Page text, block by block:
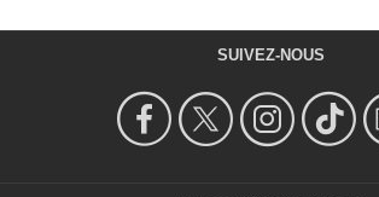
SUIVEZ-NOUS